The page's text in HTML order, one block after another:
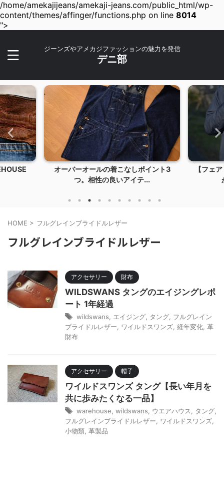
/home/amekajijeans/amekaji-jeans.com/public_html/wp-
content/themes/affinger/functions.php on line 8014
">
ジーンズやアメカジファッションの魅力を発信
デニ部
オーバーオールの着こなしポイント3
つ。相性の良いアイテ...
【フェ
HOME > フルグレインブライドルレザー
フルグレインブライドルレザー
アクセサリー 財布
WILDSWANS タングのエイジングレポ
ート 1年経過
wildswans エイジング タング フルグレイン
ブライドルレザー
ワイルドスワンズ 経年変化 革
財布
アクセサリー 帽子
ワイルドスワンズ タング【長い年月を
共に歩みたくなる一品】
warehouse wildswans ウエアハウス タング
フルグレインブライドルレザー
ワイルドスワンズ
小物類 革製品